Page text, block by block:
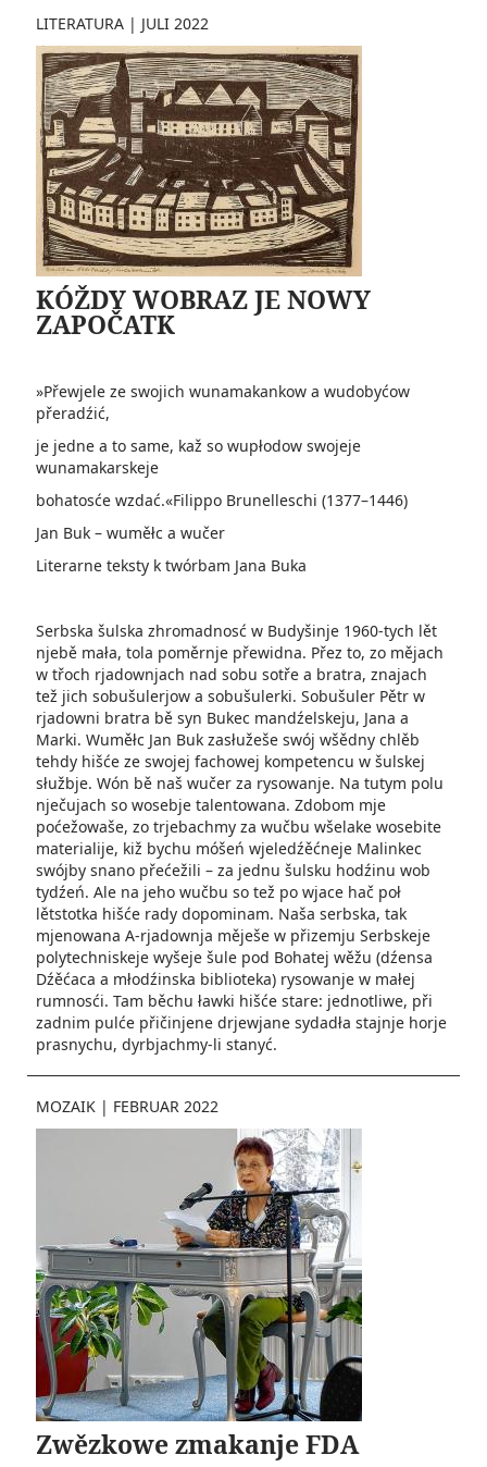
LITERATURA | JULI 2022
KÓŽDY WOBRAZ JE NOWY
ZAPOČATK
»Přewjele ze swojich wunamakankow a wudobyćow
přeradźić,
je jedne a to same, kaž so wupłodow swojeje
wunamakarskeje
bohatosće wzdać.«Filippo Brunelleschi (1377–1446)
Jan Buk – wuměłc a wučer
Literarne teksty k twórbam Jana Buka
Serbska šulska zhromadnosć w Budyšinje 1960-tych lět
njebě mała, tola poměrnje přewidna. Přez to, zo mějach
w třoch rjadownjach nad sobu sotře a bratra, znajach
tež jich sobušulerjow a sobušulerki. Sobušuler Pětr w
rjadowni bratra bě syn Bukec mandźelskeju, Jana a
Marki. Wuměłc Jan Buk zasłužeše swój wšědny chlěb
tehdy hišće ze swojej fachowej kompetencu w šulskej
słužbje. Wón bě naš wučer za rysowanje. Na tutym polu
nječujach so wosebje talentowana. Zdobom mje
poćežowaše, zo trjebachmy za wučbu wšelake wosebite
materialije, kiž bychu móšeń wjeledźěćneje Malinkec
swójby snano přećežili – za jednu šulsku hodźinu wob
tydźeń. Ale na jeho wučbu so tež po wjace hač poł
lětstotka hišće rady dopominam. Naša serbska, tak
mjenowana A-rjadownja měješe w přizemju Serbskeje
polytechniskeje wyšeje šule pod Bohatej wěžu (dźensa
Dźěćaca a młodźinska biblioteka) rysowanje w małej
rumnosći. Tam běchu ławki hišće stare: jednotliwe, při
zadnim pulće přičinjene drjewjane sydadła stajnje horje
prasnychu, dyrbjachmy-li stanyć.
MOZAIK | FEBRUAR 2022
Zwězkowe zmakanje FDA